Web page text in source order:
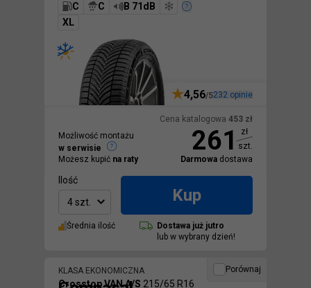
C
C
B 71dB
XL
Cena katalogowa 453 zł
261 zł
szt.
Darmowa dostawa
4,56/5232 opinie
Możliwość montażu
w serwisie
Możesz kupić na raty
Ilość
4 szt.
Kup
Średnia ilość Dostawa już jutro
lub w wybrany dzień!
Porównaj
KLASA EKONOMICZNA
Crosstop VAN A/S 215/65 R16